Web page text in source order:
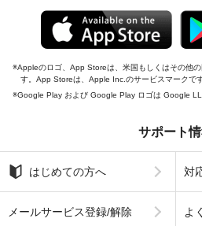
Appleのロゴ、App Storeは、米国もしくはその他
す。App Storeは、Apple Inc.のサービスマークです
Google Play および Google Play ロゴは Google
サポート
はじめての方へ 対
メールサービス登録/解除 よ